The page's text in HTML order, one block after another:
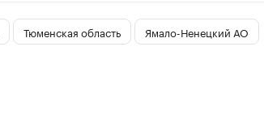
Тюменская область
Ямало-Ненецкий АО